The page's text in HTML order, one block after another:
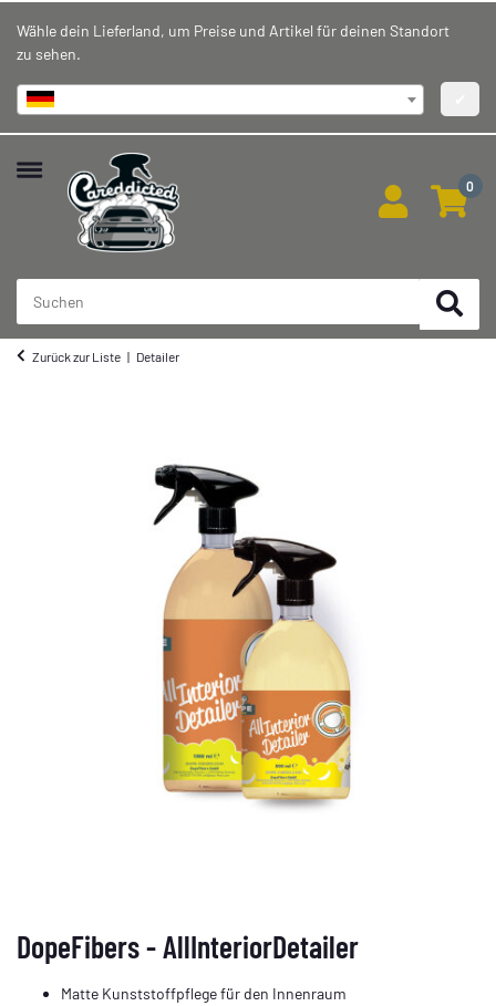
Wähle dein Lieferland, um Preise und Artikel für deinen Standort
zu sehen.
0
Zurück zur Liste Detailer
DopeFibers - AllInteriorDetailer
Matte Kunststoffpflege für den Innenraum